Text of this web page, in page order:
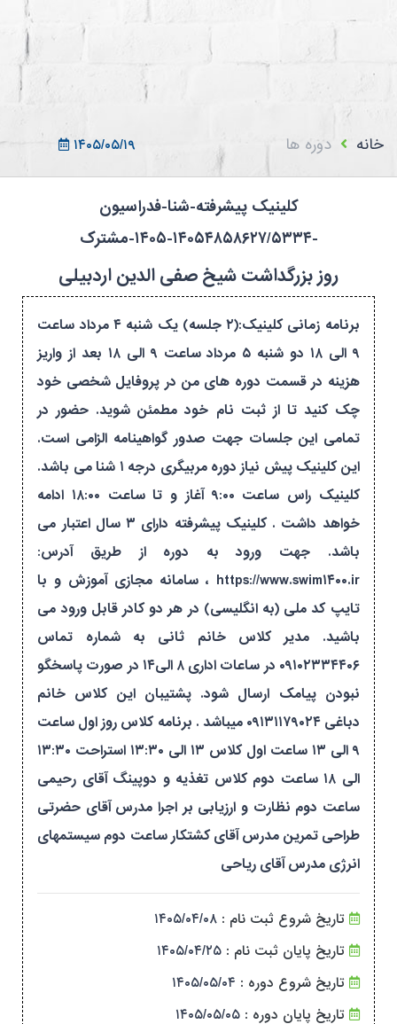
۱۴۰۵/۰۵/۱۹
خانه دوره ها
کلینیک پیشرفته-شنا-فدراسیون
-۱۴۰۵۴۸۵۸۶۲۷/۵۳۳۴-۱۴۰۵-مشترک
روز بزرگداشت شیخ صفی الدین اردبیلی
برنامه زمانی کلینیک:(۲ جلسه) یک شنبه ۴ مرداد ساعت
۹ الی ۱۸ دو شنبه ۵ مرداد ساعت ۹ الی ۱۸ بعد از واریز
هزینه در قسمت دوره های من در پروفایل شخصی خود
چک کنید تا از ثبت نام خود مطمئن شوید. حضور در
تمامی این جلسات جهت صدور گواهینامه الزامی است.
این کلینیک پیش نیاز دوره مربیگری درجه ۱ شنا می باشد.
کلینیک راس ساعت ۹:۰۰ آغاز و تا ساعت ۱۸:۰۰ ادامه
خواهد داشت . کلینیک پیشرفته دارای ۳ سال اعتبار می
باشد. جهت ورود به دوره از طریق آدرس:
https://www.swim۱۴۰۰.ir ، سامانه مجازی آموزش و با
تایپ کد ملی (به انگلیسی) در هر دو کادر قابل ورود می
باشید. مدیر کلاس خانم ثانی به شماره تماس
۰۹۱۰۲۳۳۴۴۰۶ در ساعات اداری ۸ الی۱۴ در صورت پاسخگو
نبودن پیامک ارسال شود. پشتیبان این کلاس خانم
دباغی ۰۹۱۳۱۱۷۹۰۲۴ میباشد . برنامه کلاس روز اول ساعت
۹ الی ۱۳ ساعت اول کلاس ۱۳ الی ۱۳:۳۰ استراحت ۱۳:۳۰
الی ۱۸ ساعت دوم کلاس تغذیه و دوپینگ آقای رحیمی
ساعت دوم نظارت و ارزیابی بر اجرا مدرس آقای حضرتی
طراحی تمرین مدرس آقای کشتکار ساعت دوم سیستمهای
انرژی مدرس آقای ریاحی
تاریخ شروع ثبت نام : ۱۴۰۵/۰۴/۰۸
تاریخ پایان ثبت نام : ۱۴۰۵/۰۴/۲۵
تاریخ شروع دوره : ۱۴۰۵/۰۵/۰۴
تاریخ پایان دوره : ۱۴۰۵/۰۵/۰۵